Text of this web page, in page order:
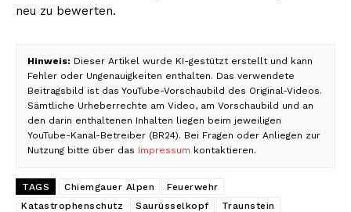
neu zu bewerten.
Hinweis: Dieser Artikel wurde KI-gestützt erstellt und kann
Fehler oder Ungenauigkeiten enthalten. Das verwendete
Beitragsbild ist das YouTube-Vorschaubild des Original-Videos.
Sämtliche Urheberrechte am Video, am Vorschaubild und an
den darin enthaltenen Inhalten liegen beim jeweiligen
YouTube-Kanal-Betreiber (BR24). Bei Fragen oder Anliegen zur
Nutzung bitte über das Impressum kontaktieren.
TAGS Chiemgauer Alpen
Feuerwehr
Katastrophenschutz
Saurüsselkopf
Traunstein